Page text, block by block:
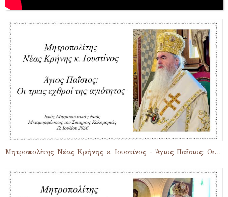
Μητροπολίτης Νέας Κρήνης κ. Ιουστίνος - Άγιος Παΐσιος: Οι τρεις εχθροί της αγιότητος